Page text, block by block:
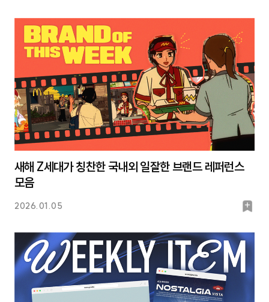
새해 Z세대가 칭찬한 국내외 일잘한 브랜드 레퍼런스
모음
2026.01.05
북
크